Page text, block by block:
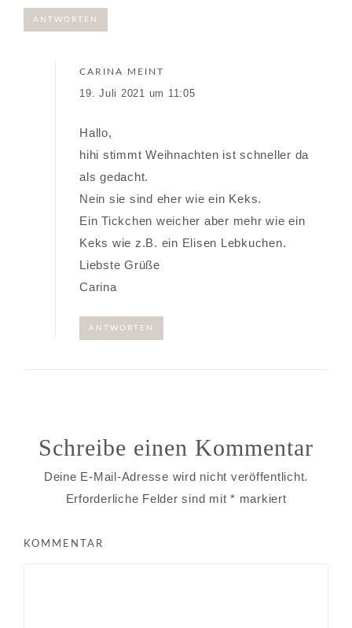
ANTWORTEN
CARINA MEINT
19. Juli 2021 um 11:05
Hallo,
hihi stimmt Weihnachten ist schneller da
als gedacht.
Nein sie sind eher wie ein Keks.
Ein Tickchen weicher aber mehr wie ein
Keks wie z.B. ein Elisen Lebkuchen.
Liebste Grüße
Carina
ANTWORTEN
Schreibe einen Kommentar
Deine E-Mail-Adresse wird nicht veröffentlicht.
Erforderliche Felder sind mit * markiert
KOMMENTAR